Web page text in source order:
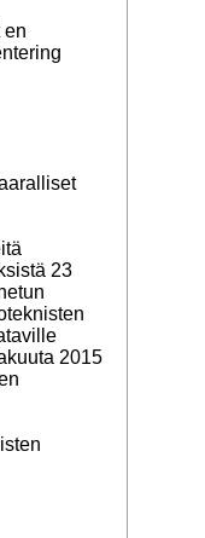
en
23
2015